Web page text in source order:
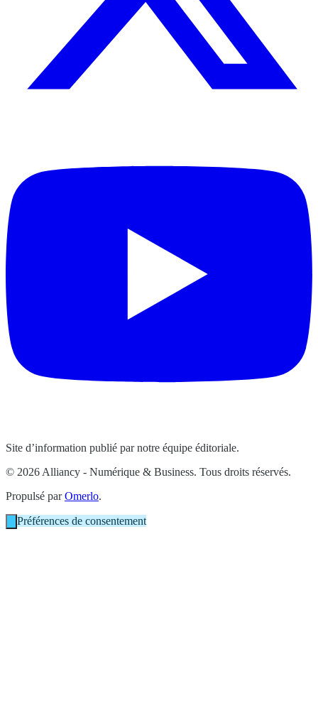
Site d’information publié par notre équipe éditoriale.
© 2026 Alliancy - Numérique & Business. Tous droits réservés.
Propulsé parOmerlo.
Préférences de consentement